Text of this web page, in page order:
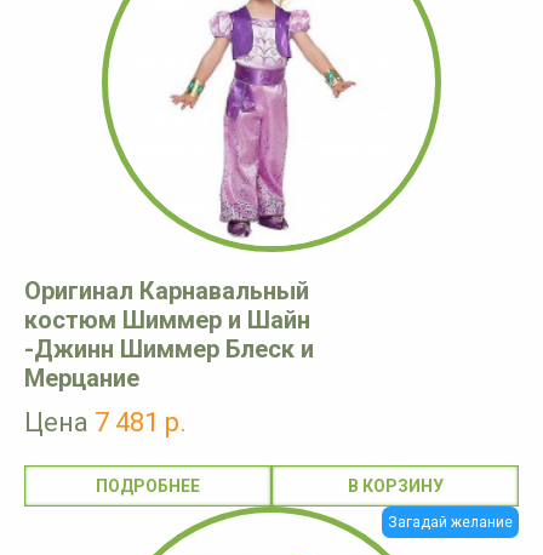
Оригинал Карнавальный
костюм Шиммер и Шайн
-Джинн Шиммер Блеск и
Мерцание
Цена 7 481 р.
ПОДРОБНЕЕ
Загадай желание